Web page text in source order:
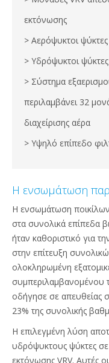
εκτόνωσης
> Αερόψυκτοι ψύκτες
> Υδρόψυκτοι ψύκτες
> Σύστημα
περιλαμβάνει 32
διαχείρισης αέρα
> Υψηλό επίπεδο
Η ενσωμάτωση
Η ενσωμάτωση
στα συνολικά επίπεδα
ήταν καθοριστικό για
στην επίτευξη
ολοκληρωμένη
συμπεριλαμβανομένου
οδήγησε σε απευθείας
23% της συνολικής
Η επιλεγμένη λύση
υδρόψυκτους ψύκτες
εκτόνωσης VRV. Αυτές